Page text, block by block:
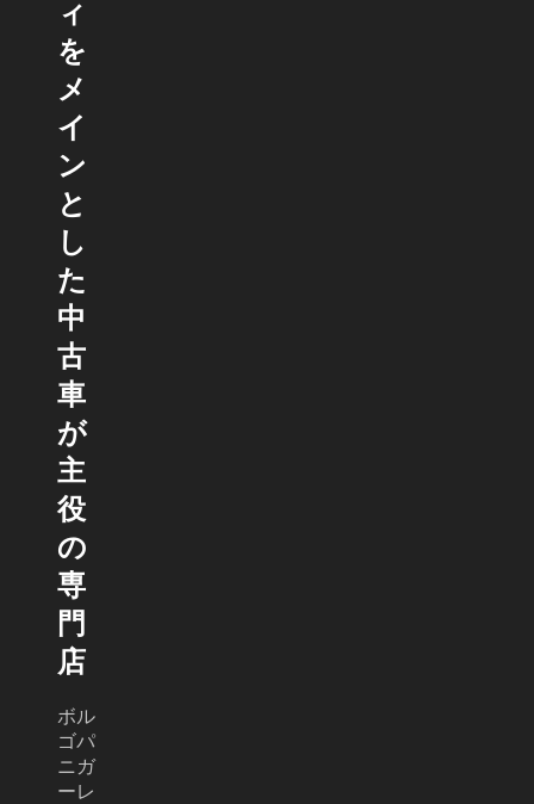
ィ
を
メ
イ
ン
と
し
た
中
古
車
が
主
役
の
専
門
店
ボル
ゴパ
ニガ
ーレ